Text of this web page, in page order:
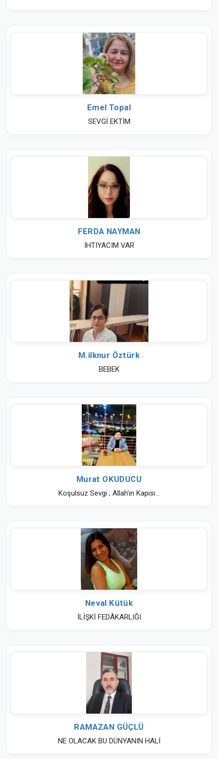
Emel Topal
SEVGİ EKTİM
FERDA NAYMAN
IHTIYACIM VAR
M.ilknur Öztürk
BEBEK
Murat OKUDUCU
Koşulsuz Sevgi ; Allah'ın Kapısı...
Neval Kütük
İLİŞKİ FEDÂKARLIĞI
RAMAZAN GÜÇLÜ
NE OLACAK BU DÜNYANIN HALİ